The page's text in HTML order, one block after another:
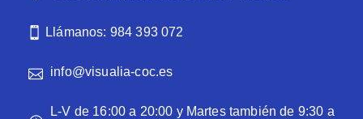
Llámanos: 984 393 072
info@visualia-coc.es
L-V de 16:00 a 20:00 y Martes también de 9:30 a